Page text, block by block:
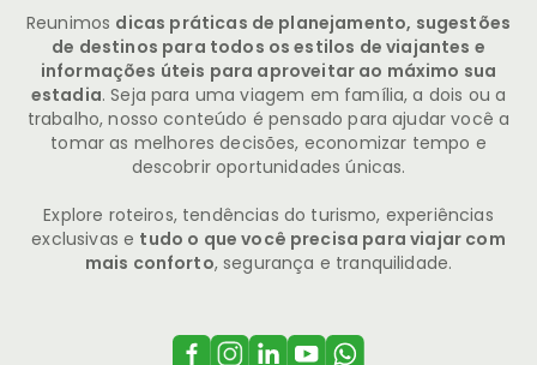
Reunimos dicas práticas de planejamento, sugestões
de destinos para todos os estilos de viajantes e
informações úteis para aproveitar ao máximo sua
estadia. Seja para uma viagem em família, a dois ou a
trabalho, nosso conteúdo é pensado para ajudar você a
tomar as melhores decisões, economizar tempo e
descobrir oportunidades únicas.
Explore roteiros, tendências do turismo, experiências
exclusivas e tudo o que você precisa para viajar com
mais conforto, segurança e tranquilidade.